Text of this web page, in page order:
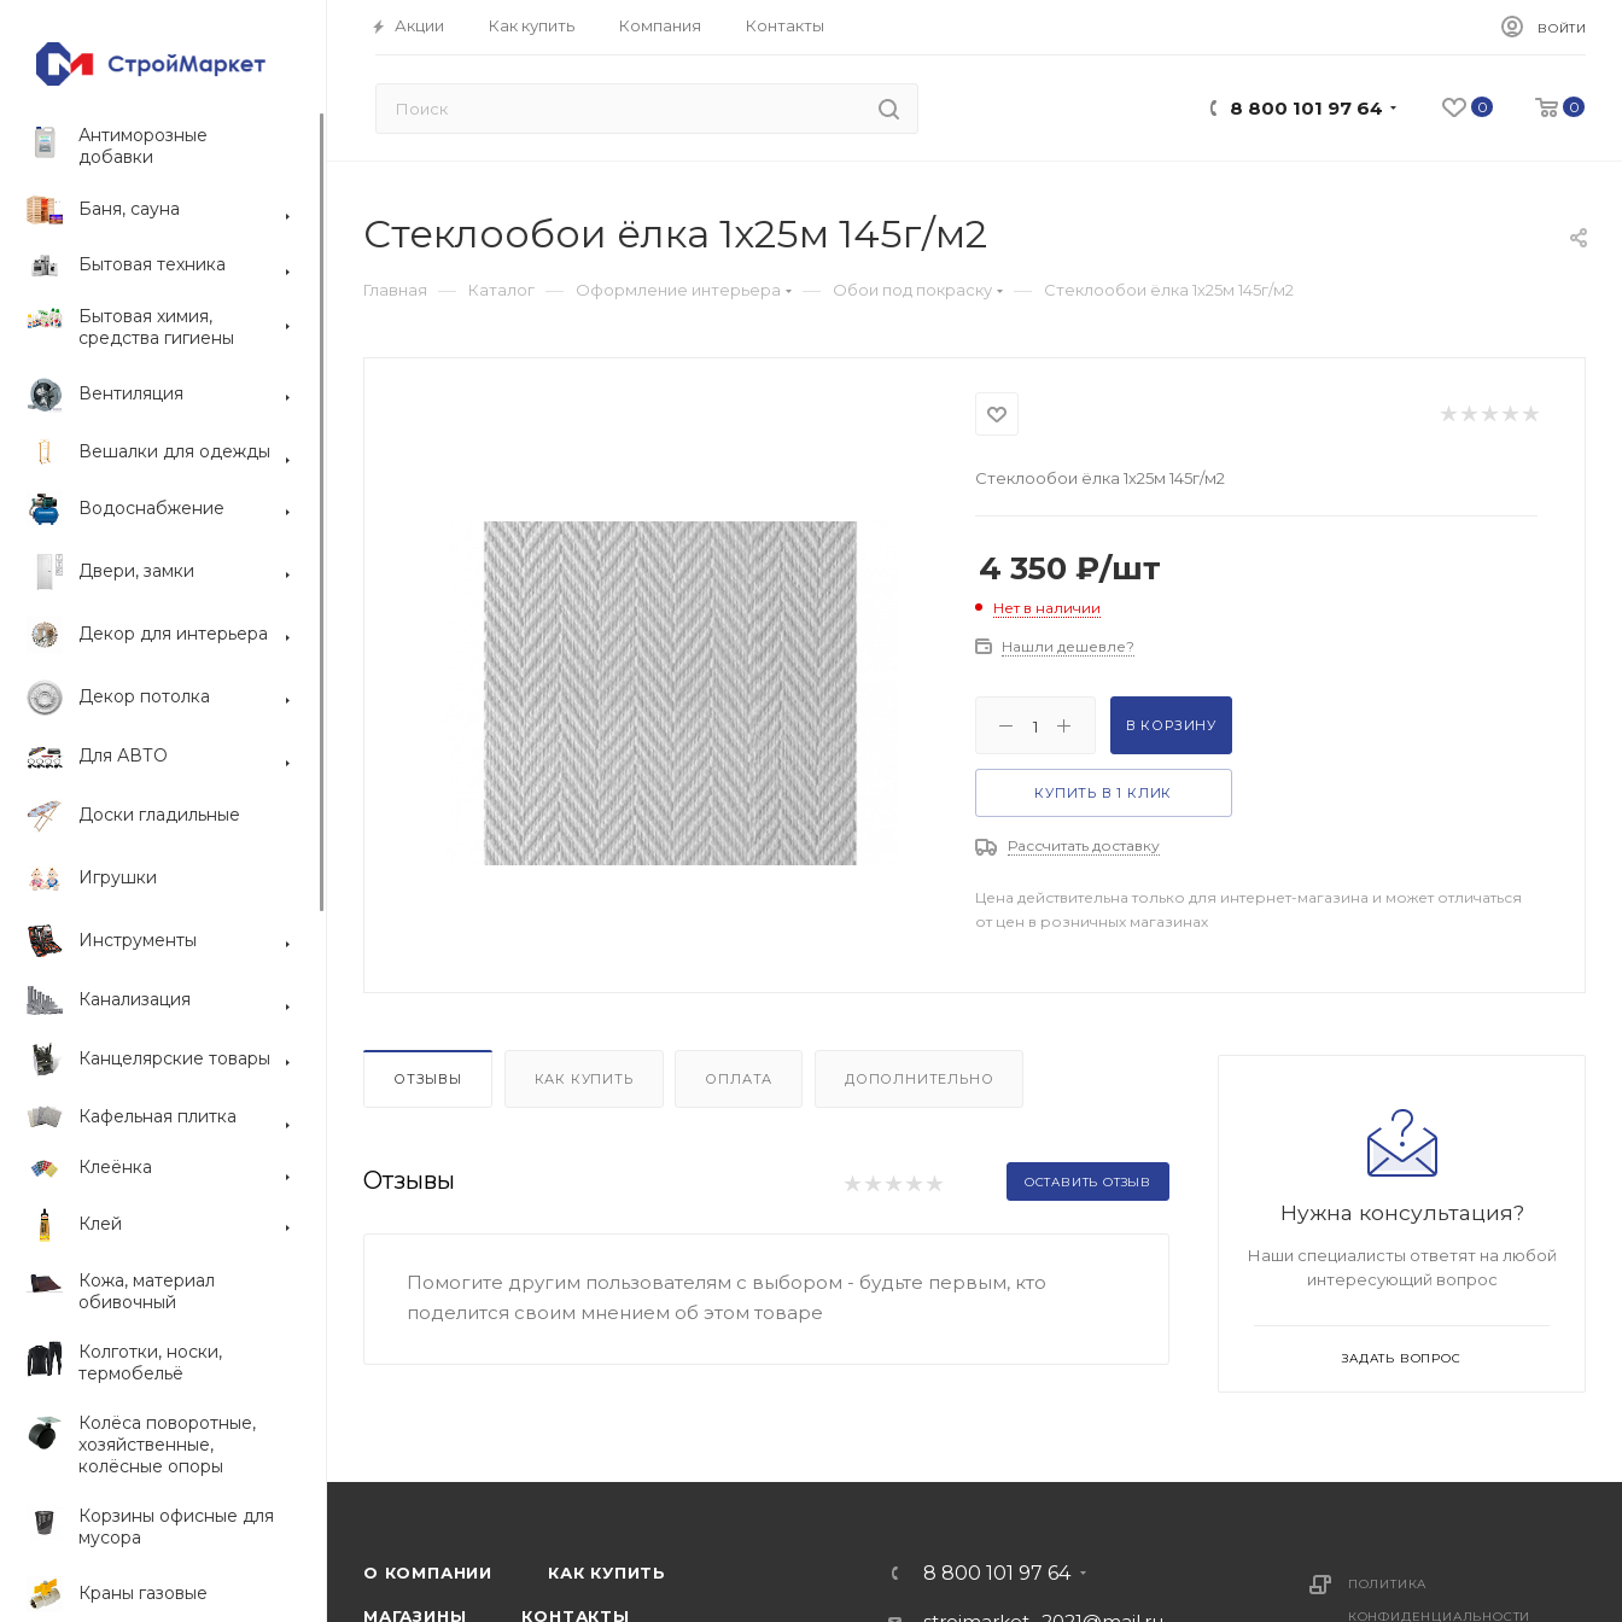
Акции Как купить Компания Контакты ВОЙТИ
0 0
8 800 101 97 64
Антиморозные
добавки
Баня, сауна
Бытовая техника
Бытовая химия,
средства гигиены
Вентиляция
Вешалки для одежды
Водоснабжение
Двери, замки
Декор для интерьера
Декор потолка
Для АВТО
Доски гладильные
Игрушки
Инструменты
Канализация
Канцелярские товары
Кафельная плитка
Клеёнка
Клей
Кожа, материал
обивочный
Колготки, носки,
термобельё
Колёса поворотные,
хозяйственные,
колёсные опоры
Корзины офисные для
мусора
Краны газовые
Стеклообои ёлка 1х25м 145г/м2
Главная — Каталог — Оформление интерьера — Обои под покраску — Стеклообои ёлка 1х25м 145г/м2
Стеклообои ёлка 1х25м 145г/м2
4 350 ₽/шт
Нет в наличии
Нашли дешевле?
В КОРЗИНУ
КУПИТЬ В 1 КЛИК
Рассчитать доставку
Цена действительна только для интернет-магазина и может отличаться
от цен в розничных магазинах
ОТЗЫВЫ КАК КУПИТЬ ОПЛАТА ДОПОЛНИТЕЛЬНО
Отзывы ОСТАВИТЬ ОТЗЫВ
Помогите другим пользователям с выбором - будьте первым, кто
поделится своим мнением об этом товаре
Нужна консультация?
Наши специалисты ответят на любой
интересующий вопрос
ЗАДАТЬ ВОПРОС
О КОМПАНИИ КАК КУПИТЬ
МАГАЗИНЫ КОНТАКТЫ
8 800 101 97 64 ПОЛИТИКА
КОНФИДЕНЦИАЛЬНОСТИ